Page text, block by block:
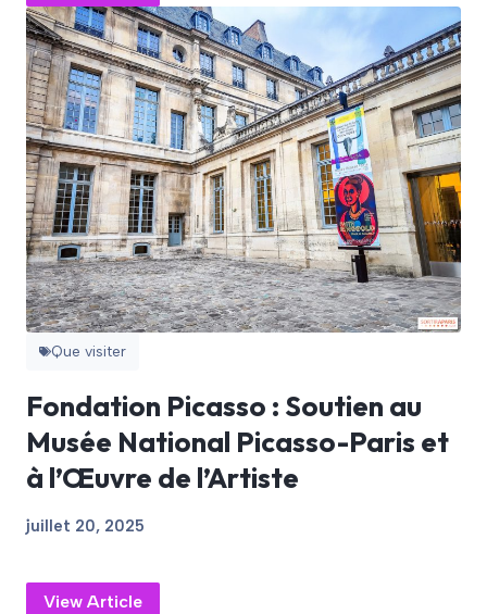
Que visiter
Fondation Picasso : Soutien au
Musée National Picasso-Paris et
à l’Œuvre de l’Artiste
juillet 20, 2025
View Article